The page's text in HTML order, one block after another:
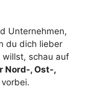
Unternehmen,
du dich lieber
willst, schau auf
Nord-, Ost-,
vorbei.